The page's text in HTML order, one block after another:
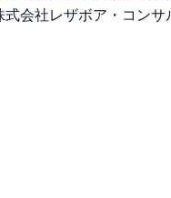
会社レザボア・コン